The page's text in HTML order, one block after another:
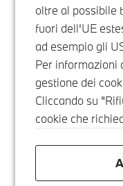
oltre al possibile
fuori dell'UE
ad esempio gli
Per informazioni
gestione dei
Cliccando su
cookie che